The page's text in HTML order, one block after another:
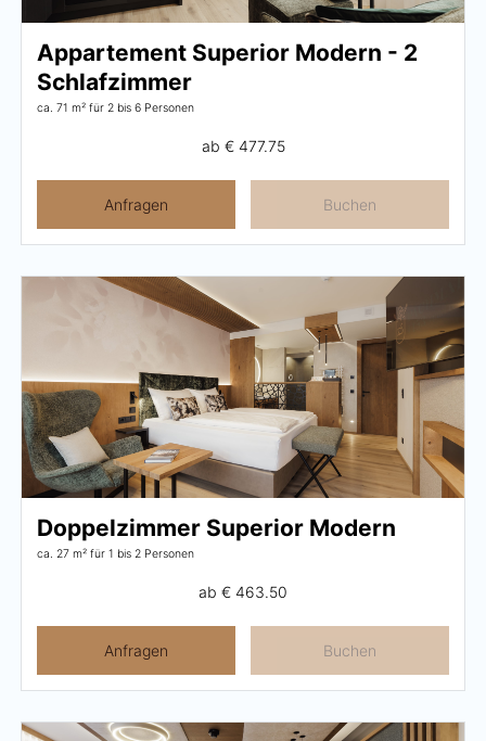
Appartement Superior Modern - 2
Schlafzimmer
ca. 71 m² für 2 bis 6 Personen
ab € 477.75
Anfragen Buchen
Doppelzimmer Superior Modern
ca. 27 m² für 1 bis 2 Personen
ab € 463.50
Anfragen Buchen